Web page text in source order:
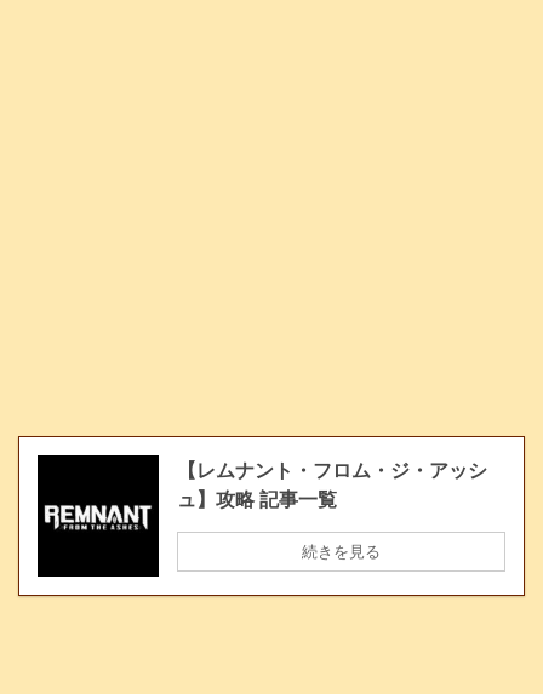
【レムナント・フロム・ジ・アッシ
ュ】攻略 記事一覧
続きを見る